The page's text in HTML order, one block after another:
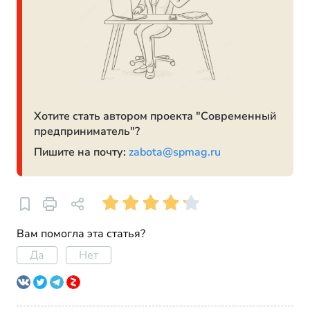
Хотите стать автором проекта "Современный
предприниматель"?
Пишите на почту: zabota@spmag.ru
Вам помогла эта статья?
Да
Нет